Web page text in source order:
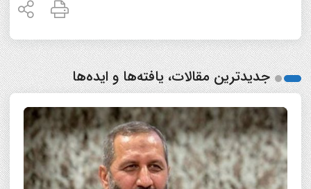
جدیدترین مقالات، یافته‌ها و ایده‌ها